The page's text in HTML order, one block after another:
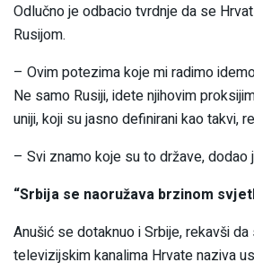
Odlučno je odbacio tvrdnje da se
Rusijom.
– Ovim potezima koje mi radimo
Ne samo Rusiji, idete njihovim
uniji, koji su jasno definirani kao takvi,
– Svi znamo koje su to države, dodao
“Srbija se naoružava brzinom
Anušić se dotaknuo i Srbije, rekavši
televizijskim kanalima Hrvate naziva